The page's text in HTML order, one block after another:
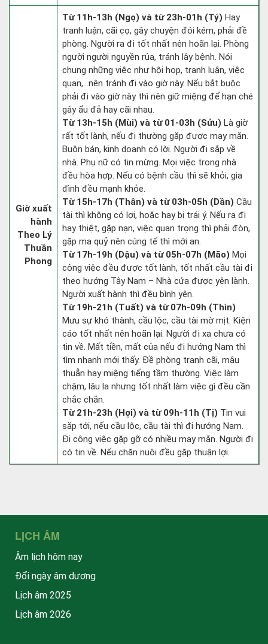
Giờ xuất
hành
Theo Lý
Thuần
Phong
Từ 11h-13h (Ngọ) và từ 23h-01h (Tý) Hay
tranh luận, cãi cọ, gây chuyện đói kém, phải đề
phòng. Người ra đi tốt nhất nên hoãn lại. Phòng
người người nguyền rủa, tránh lây bệnh. Nói
chung những việc như hội họp, tranh luận, việc
quan,…nên tránh đi vào giờ này. Nếu bắt buộc
phải đi vào giờ này thì nên giữ miệng để hạn ché
gây ẩu đả hay cãi nhau.
Từ 13h-15h (Mùi) và từ 01-03h (Sửu) Là giờ
rất tốt lành, nếu đi thường gặp được may mắn.
Buôn bán, kinh doanh có lời. Người đi sắp về
nhà. Phụ nữ có tin mừng. Mọi việc trong nhà
đều hòa hợp. Nếu có bệnh cầu thì sẽ khỏi, gia
đình đều mạnh khỏe.
Từ 15h-17h (Thân) và từ 03h-05h (Dần) Cầu
tài thì không có lợi, hoặc hay bị trái ý. Nếu ra đi
hay thiệt, gặp nạn, việc quan trọng thì phải đòn,
gặp ma quỷ nên cúng tế thì mới an.
Từ 17h-19h (Dậu) và từ 05h-07h (Mão) Mọi
công việc đều được tốt lành, tốt nhất cầu tài đi
theo hướng Tây Nam – Nhà cửa được yên lành.
Người xuất hành thì đều bình yên.
Từ 19h-21h (Tuất) và từ 07h-09h (Thìn)
Mưu sự khó thành, cầu lộc, cầu tài mờ mịt. Kiện
cáo tốt nhất nên hoãn lại. Người đi xa chưa có
tin về. Mất tiền, mất của nếu đi hướng Nam thì
tìm nhanh mới thấy. Đề phòng tranh cãi, mâu
thuẫn hay miệng tiếng tầm thường. Việc làm
chậm, lâu la nhưng tốt nhất làm việc gì đều cần
chắc chắn.
Từ 21h-23h (Hợi) và từ 09h-11h (Tị) Tin vui
sắp tới, nếu cầu lộc, cầu tài thì đi hướng Nam.
Đi công việc gặp gỡ có nhiều may mắn. Người đi
có tin về. Nếu chăn nuôi đều gặp thuận lợi.
LỊCH ÂM
Âm lịch hôm nay
Đổi ngày âm dương
Lịch âm 2025
Lịch âm 2026